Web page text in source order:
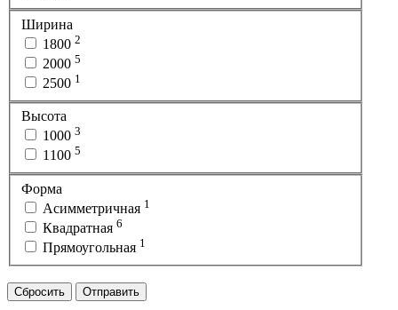
Ширина
1800 2
2000 5
2500 1
Высота
1000 3
1100 5
Форма
Асимметричная 1
Квадратная 6
Прямоугольная 1
Сбросить Отправить